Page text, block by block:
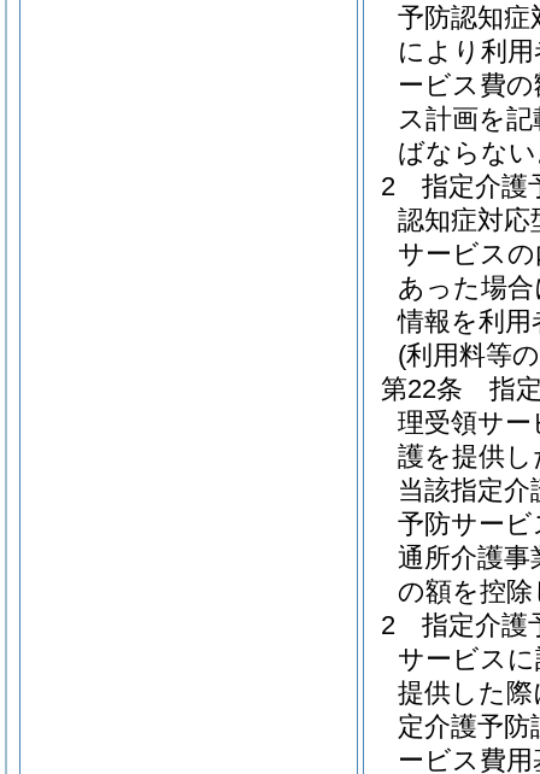
予防認知症
により利
ービス費
ス計画を
ばならな
2
指定介護
認知症対
サービス
あった場
情報を利
(利用料等
第22条
指
理受領サー
護を提供
当該指定
予防サービ
通所介護
の額を控
2
指定介護
サービス
提供した
定介護予
ービス費